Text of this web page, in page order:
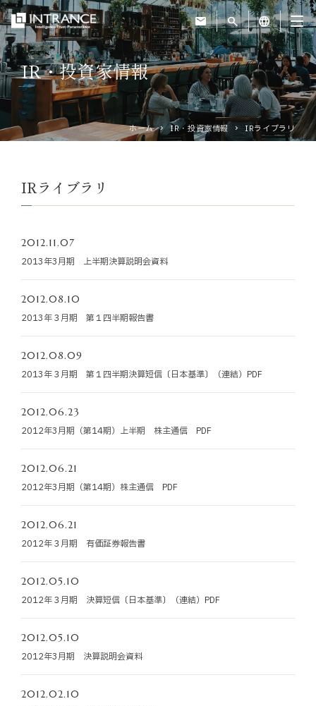
mail search language
トップ
企業情報
運営ホテル
IR・投資家情報
お役立ちコラム
採用情報
お問い合わせ
IR・投資家情報
ホーム IR・投資家情報 IRライブラリ
IRライブラリ
2012.11.07
2013年3月期 上半期決算説明会資料
2012.08.10
2013年３月期 第１四半期報告書
2012.08.09
2013年３月期 第１四半期決算短信〔日本基準〕（連結）PDF
2012.06.23
2012年3月期（第14期）上半期 株主通信 PDF
2012.06.21
2012年3月期（第14期）株主通信 PDF
2012.06.21
2012年３月期 有価証券報告書
2012.05.10
2012年３月期 決算短信〔日本基準〕（連結）PDF
2012.05.10
2012年3月期 決算説明会資料
2012.02.10